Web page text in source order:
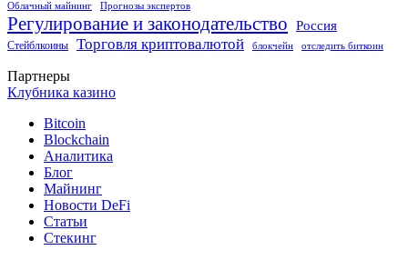
Облачный майнинг Прогнозы экспертов
Регулирование и законодательство Россия
Стейблкоины Торговля криптовалютой блокчейн отследить биткоин
Партнеры
Клубника казино
Bitcoin
Blockchain
Аналитика
Блог
Майнинг
Новости DeFi
Статьи
Стекинг